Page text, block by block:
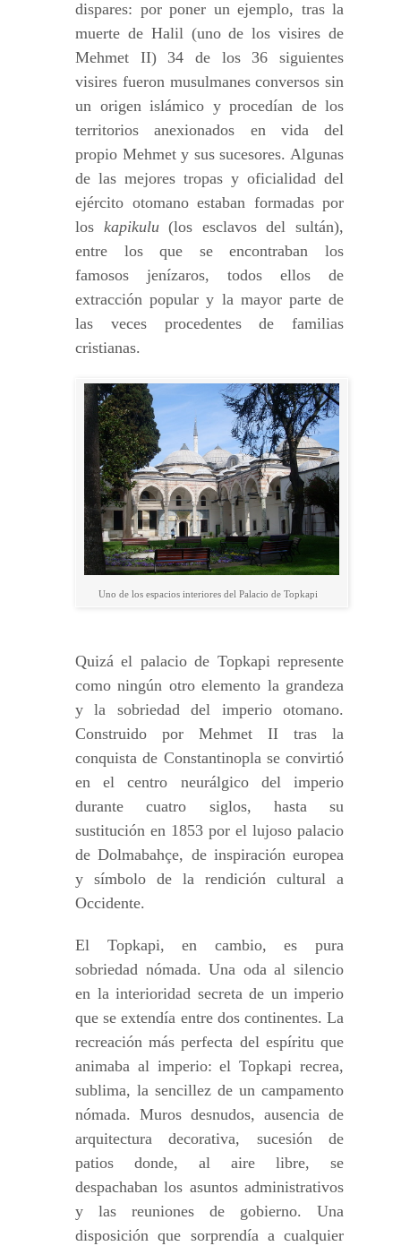
dispares: por poner un ejemplo, tras la
muerte de Halil (uno de los visires de
Mehmet II) 34 de los 36 siguientes
visires fueron musulmanes conversos sin
un origen islámico y procedían de los
territorios anexionados en vida del
propio Mehmet y sus sucesores. Algunas
de las mejores tropas y oficialidad del
ejército otomano estaban formadas por
los kapikulu(los esclavos del sultán),
entre los que se encontraban los
famosos jenízaros, todos ellos de
extracción popular y la mayor parte de
las veces procedentes de familias
cristianas.
Uno de los espacios interiores del Palacio de Topkapi
Quizá el palacio de Topkapi represente
como ningún otro elemento la grandeza
y la sobriedad del imperio otomano.
Construido por Mehmet II tras la
conquista de Constantinopla se convirtió
en el centro neurálgico del imperio
durante cuatro siglos, hasta su
sustitución en 1853 por el lujoso palacio
de Dolmabahçe, de inspiración europea
y símbolo de la rendición cultural a
Occidente.
El Topkapi, en cambio, es pura
sobriedad nómada. Una oda al silencio
en la interioridad secreta de un imperio
que se extendía entre dos continentes. La
recreación más perfecta del espíritu que
animaba al imperio: el Topkapi recrea,
sublima, la sencillez de un campamento
nómada. Muros desnudos, ausencia de
arquitectura decorativa, sucesión de
patios donde, al aire libre, se
despachaban los asuntos administrativos
y las reuniones de gobierno. Una
disposición que sorprendía a cualquier